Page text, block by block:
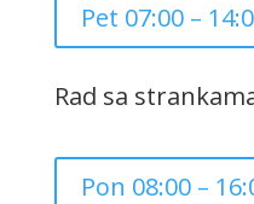
Pet 07:00 –
Rad sa
Pon 08:00 –